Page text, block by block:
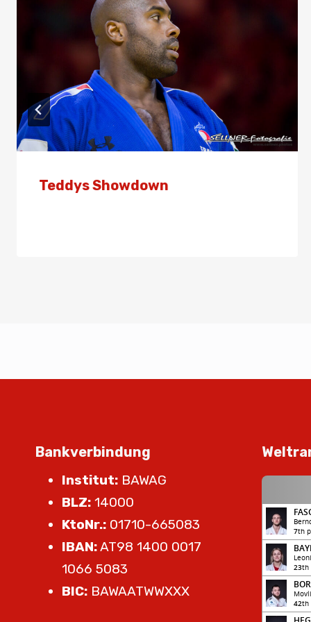
Teddys Showdown
Bankverbindung
Institut: BAWAG
BLZ: 14000
KtoNr.: 01710-665083
IBAN:AT98 1400 0017
1066 5083
BIC: BAWAATWWXXX